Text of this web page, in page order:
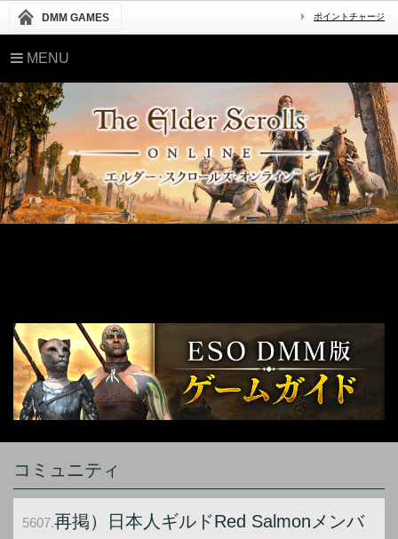
DMM GAMES ポイントチャージ
MENU
コミュニティ
5607.再掲）日本人ギルドRed Salmonメンバ